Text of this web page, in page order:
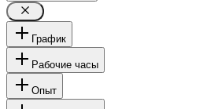
График
Рабочие часы
Опыт